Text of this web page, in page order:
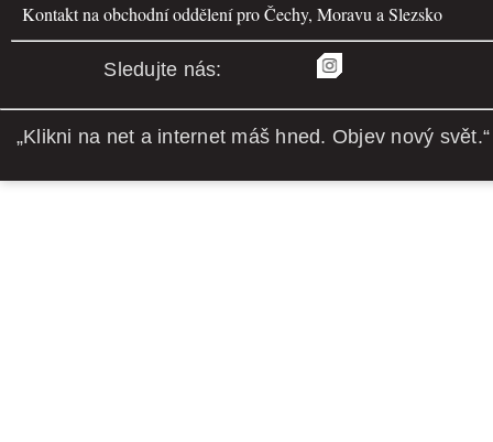
Kontakt na obchodní oddělení pro Čechy, Moravu a Slezsko
Sledujte nás:
„Klikni na net a internet máš hned. Objev nový svět.“